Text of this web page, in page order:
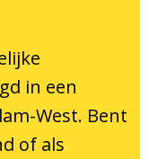
in een
West. Bent
of als